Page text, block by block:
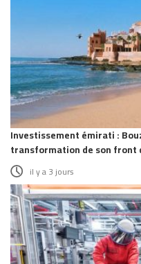
Investissement émirati :
transformation de son front
il y a 3 jours